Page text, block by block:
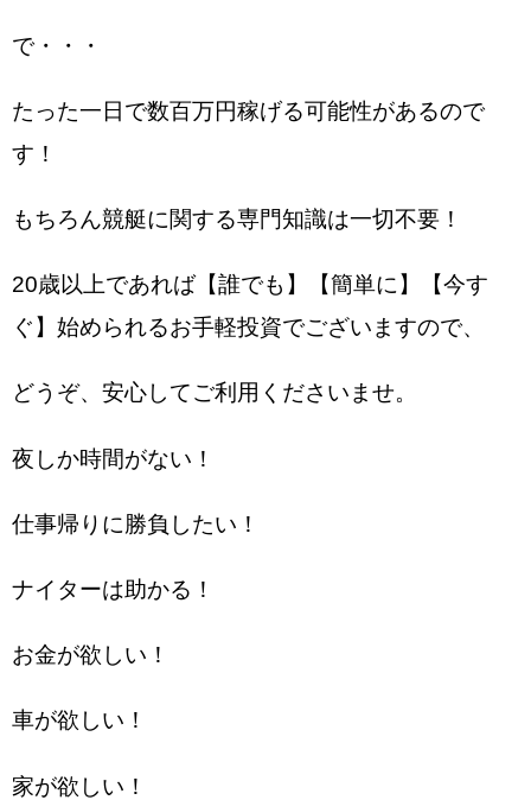
で・・・
たった一日で数百万円稼げる可能性があるので
す！
もちろん競艇に関する専門知識は一切不要！
20歳以上であれば【誰でも】【簡単に】【今す
ぐ】始められるお手軽投資でございますので、
どうぞ、安心してご利用くださいませ。
夜しか時間がない！
仕事帰りに勝負したい！
ナイターは助かる！
お金が欲しい！
車が欲しい！
家が欲しい！